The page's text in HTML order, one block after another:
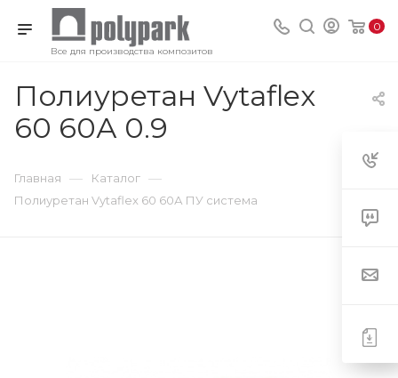
Все для производства композитов
0
Полиуретан Vytaflex
60 60А 0.9
Главная — Каталог —
Полиуретан Vytaflex 60 60А ПУ система